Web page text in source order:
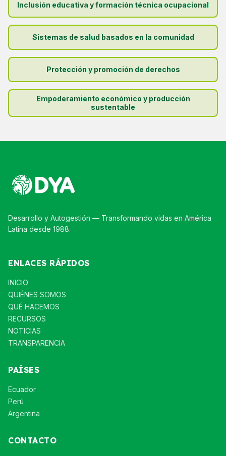
Inclusión educativa y formación técnica ocupacional
Sistemas de salud basados en la comunidad
Protección y promoción de derechos
Empoderamiento económico y producción
sustentable
Desarrollo y Autogestión — Transformando vidas en América
Latina desde 1988.
ENLACES RÁPIDOS
INICIO
QUIÉNES SOMOS
QUÉ HACEMOS
RECURSOS
NOTICIAS
TRANSPARENCIA
PAÍSES
Ecuador
Perú
Argentina
CONTACTO